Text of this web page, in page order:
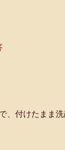
、付けたまま